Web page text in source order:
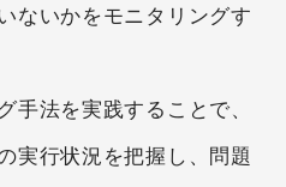
ないかをモニタリングす
手法を実践することで、
実行状況を把握し、問題